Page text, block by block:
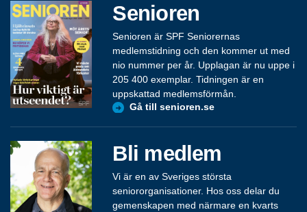
Senioren
Senioren är SPF Seniorernas
medlemstidning och den kommer ut med
nio nummer per år. Upplagan är nu uppe i
205 400 exemplar. Tidningen är en
uppskattad medlemsförmån.
Gå till senioren.se
Bli medlem
Vi är en av Sveriges största
seniororganisationer. Hos oss delar du
gemenskapen med närmare en kvarts